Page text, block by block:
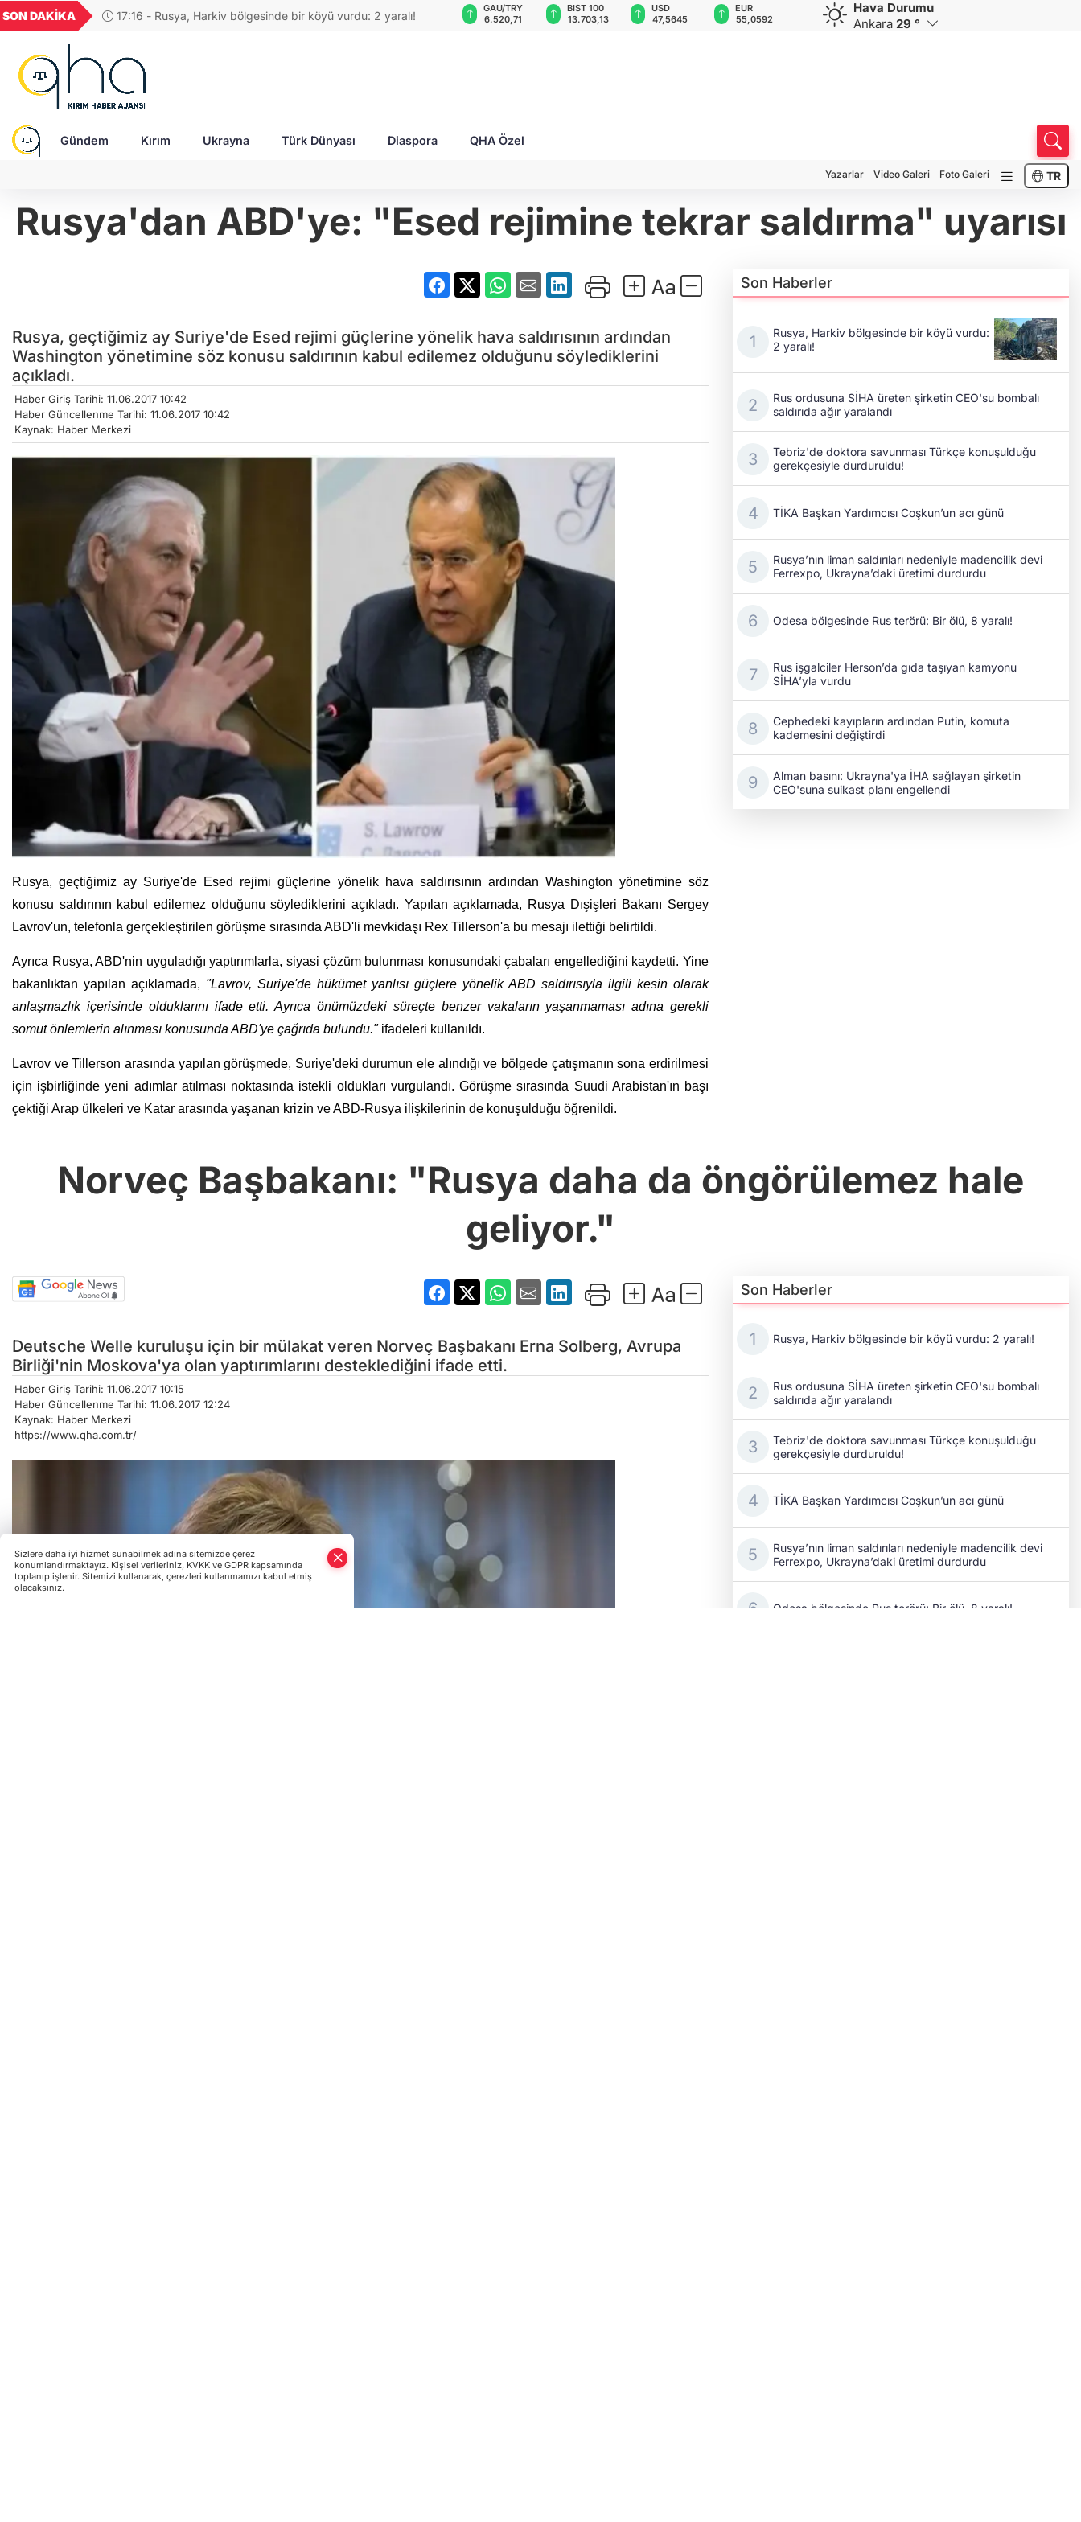
SON DAKİKA
17:04 - Rus ordusuna SİHA üreten şirketin CEO'su bombalı
GEL
18,1891
16,3228
27,9529
0,0018
BIST 100
13.703,13
USD
47,5645
EUR
55,0592
GBP
64,1776
CHF
58,9356
CAD
33,9406
Hava Durumu
Ankara 29 °
Gündem Kırım Ukrayna Türk Dünyası Diaspora QHA Özel
Yazarlar Video Galeri Foto Galeri TR
Rusya'dan ABD'ye: "Esed rejimine tekrar saldırma" uyarısı
Rusya, geçtiğimiz ay Suriye'de Esed rejimi güçlerine yönelik hava saldırısının ardından
Washington yönetimine söz konusu saldırının kabul edilemez olduğunu söylediklerini
açıkladı.
Haber Giriş Tarihi: 11.06.2017 10:42
Haber Güncellenme Tarihi: 11.06.2017 10:42
Kaynak: Haber Merkezi
Rusya, geçtiğimiz ay Suriye'de Esed rejimi güçlerine yönelik hava saldırısının ardından Washington yönetimine söz
konusu saldırının kabul edilemez olduğunu söylediklerini açıkladı. Yapılan açıklamada, Rusya Dışişleri Bakanı Sergey
Lavrov'un, telefonla gerçekleştirilen görüşme sırasında ABD'li mevkidaşı Rex Tillerson'a bu mesajı ilettiği belirtildi.
Ayrıca Rusya, ABD'nin uyguladığı yaptırımlarla, siyasi çözüm bulunması konusundaki çabaları engellediğini kaydetti. Yine
bakanlıktan yapılan açıklamada, "Lavrov, Suriye'de hükümet yanlısı güçlere yönelik ABD saldırısıyla ilgili kesin olarak
anlaşmazlık içerisinde olduklarını ifade etti. Ayrıca önümüzdeki süreçte benzer vakaların yaşanmaması adına gerekli
somut önlemlerin alınması konusunda ABD'ye çağrıda bulundu."ifadeleri kullanıldı.
Lavrov ve Tillerson arasında yapılan görüşmede, Suriye'deki durumun ele alındığı ve bölgede çatışmanın sona erdirilmesi
için işbirliğinde yeni adımlar atılması noktasında istekli oldukları vurgulandı. Görüşme sırasında Suudi Arabistan'ın başı
çektiği Arap ülkeleri ve Katar arasında yaşanan krizin ve ABD-Rusya ilişkilerinin de konuşulduğu öğrenildi.
Son Haberler
Rusya, Harkiv bölgesinde bir köyü vurdu:
2 yaralı!
Rus ordusuna SİHA üreten şirketin CEO'su bombalı
saldırıda ağır yaralandı
Tebriz'de doktora savunması Türkçe konuşulduğu
gerekçesiyle durduruldu!
TİKA Başkan Yardımcısı Coşkun’un acı günü
Rusya’nın liman saldırıları nedeniyle madencilik devi
Ferrexpo, Ukrayna’daki üretimi durdurdu
Odesa bölgesinde Rus terörü: Bir ölü, 8 yaralı!
Rus işgalciler Herson’da gıda taşıyan kamyonu
SİHA’yla vurdu
Cephedeki kayıpların ardından Putin, komuta
kademesini değiştirdi
Alman basını: Ukrayna'ya İHA sağlayan şirketin
CEO'suna suikast planı engellendi
Norveç Başbakanı: "Rusya daha da öngörülemez hale
geliyor."
Deutsche Welle kuruluşu için bir mülakat veren Norveç Başbakanı Erna Solberg, Avrupa
Birliği'nin Moskova'ya olan yaptırımlarını desteklediğini ifade etti.
Haber Giriş Tarihi: 11.06.2017 10:15
Haber Güncellenme Tarihi: 11.06.2017 12:24
Kaynak: Haber Merkezi
https://www.qha.com.tr/
Son Haberler
Rusya, Harkiv bölgesinde bir köyü vurdu: 2 yaralı!
Rus ordusuna SİHA üreten şirketin CEO'su bombalı
saldırıda ağır yaralandı
Tebriz'de doktora savunması Türkçe konuşulduğu
gerekçesiyle durduruldu!
TİKA Başkan Yardımcısı Coşkun’un acı günü
Rusya’nın liman saldırıları nedeniyle madencilik devi
Ferrexpo, Ukrayna’daki üretimi durdurdu
Odesa bölgesinde Rus terörü: Bir ölü, 8 yaralı!
Sizlere daha iyi hizmet sunabilmek adına sitemizde çerez
konumlandırmaktayız. Kişisel verileriniz, KVKK ve GDPR kapsamında
toplanıp işlenir. Sitemizi kullanarak, çerezleri kullanmamızı kabul etmiş
olacaksınız.